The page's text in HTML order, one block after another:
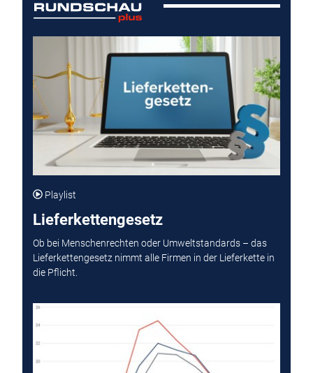
Playlist
Lieferkettengesetz
Ob bei Menschenrechten oder Umweltstandards – das
Lieferkettengesetz nimmt alle Firmen in der Lieferkette in
die Pflicht.